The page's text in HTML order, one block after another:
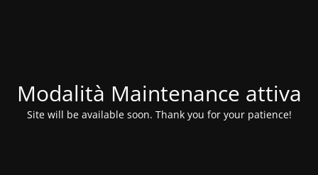
Modalità Maintenance attiva
Site will be available soon. Thank you for your patience!